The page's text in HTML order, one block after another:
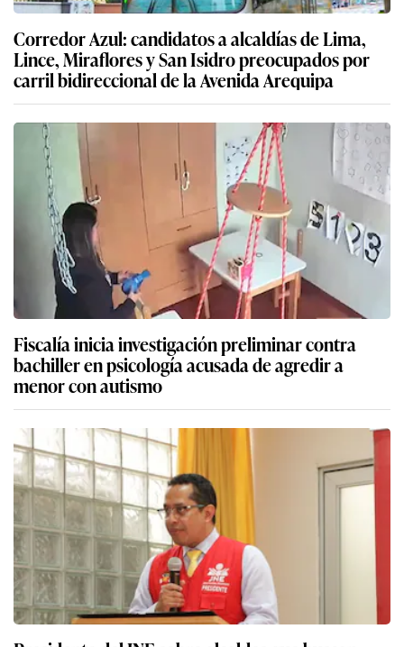
Corredor Azul: candidatos a alcaldías de Lima,
Lince, Miraflores y San Isidro preocupados por
carril bidireccional de la Avenida Arequipa
Fiscalía inicia investigación preliminar contra
bachiller en psicología acusada de agredir a
menor con autismo